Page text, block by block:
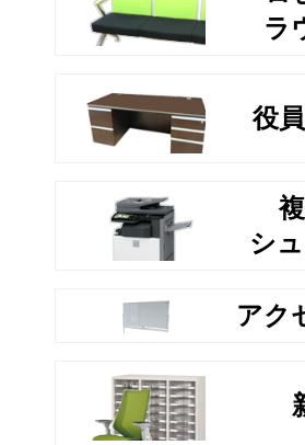
ラ
役
シ
アク